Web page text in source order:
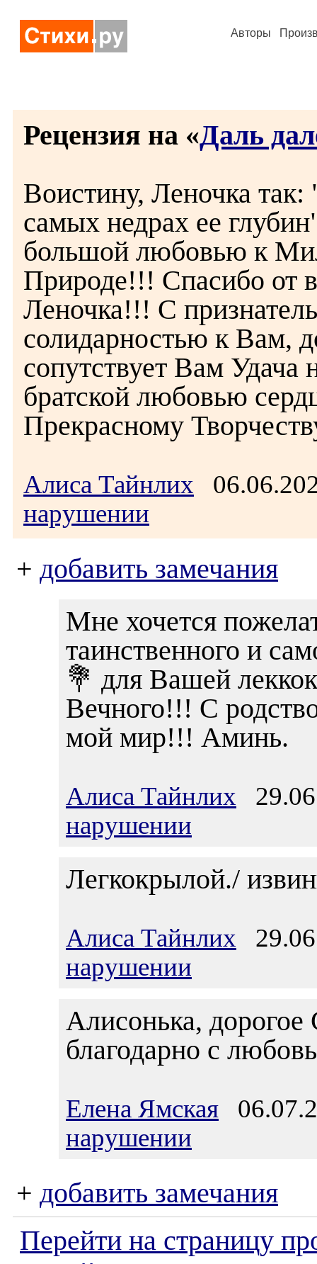
Авторы
Рецензия на «Даль
Воистину, Леночка так:
самых недрах ее
большой любовью к
Природе!!! Спасибо от
Леночка!!! С
солидарностью к Вам,
сопутствует Вам
братской любовью
Прекрасному
Алиса Тайнлих
нарушении
+ добавить замечания
Мне хочется
таинственного и
💐 для Вашей
Вечного!!! С
мой мир!!! Аминь.
Алиса Тайнлих
нарушении
Легкокрылой./
Алиса Тайнлих
нарушении
Алисонька,
благодарно с
Елена Ямская
нарушении
+ добавить замечания
Перейти на страницу